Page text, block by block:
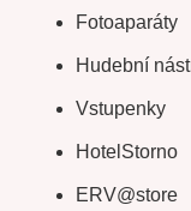
Fotoaparáty
Hudební
Vstupenky
HotelStorno
ERV@store